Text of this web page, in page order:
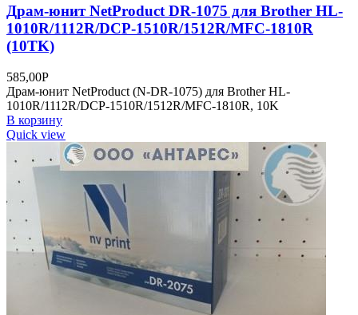
Драм-юнит NetProduct DR-1075 для Brother HL-
1010R/1112R/DCP-1510R/1512R/MFC-1810R
(10TK)
585,00Р
Драм-юнит NetProduct (N-DR-1075) для Brother HL-
1010R/1112R/DCP-1510R/1512R/MFC-1810R, 10K
В корзину
Quick view